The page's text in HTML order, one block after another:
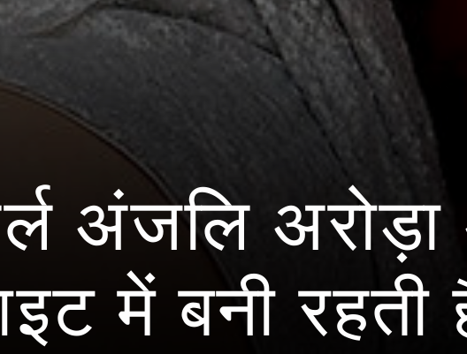
अंजलि
में बनी रहती